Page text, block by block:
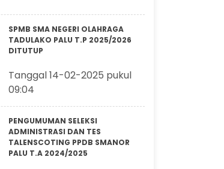
SPMB SMA NEGERI OLAHRAGA
TADULAKO PALU T.P 2025/2026
DITUTUP
Tanggal 14-02-2025 pukul
09:04
PENGUMUMAN SELEKSI
ADMINISTRASI DAN TES
TALENSCOTING PPDB SMANOR
PALU T.A 2024/2025